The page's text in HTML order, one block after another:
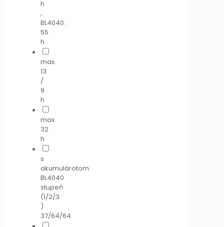
h
,
BL4040:
55
h
max.
13
/
9
h
max.
32
h
s
akumulárotom
BL4040
stupeň
(1/2/3
)
37/64/64